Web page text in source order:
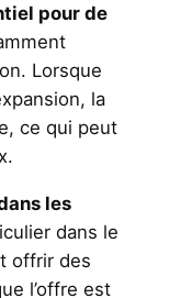
pour de
Lorsque
la
ce qui peut
les
dans le
offrir des
l’offre est